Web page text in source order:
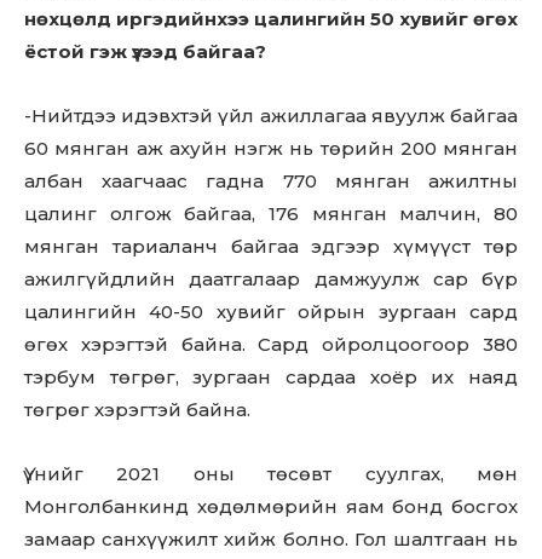
нөхцөлд иргэдийнхээ цалингийн 50 хувийг өгөх
ёстой гэж үзээд байгаа?
-Нийтдээ идэвхтэй үйл ажиллагаа явуулж байгаа
60 мянган аж ахуйн нэгж нь төрийн 200 мянган
албан хаагчаас гадна 770 мянган ажилтны
цалинг олгож байгаа, 176 мянган малчин, 80
мянган тариаланч байгаа эдгээр хүмүүст төр
ажилгүйдлийн даатгалаар дамжуулж сар бүр
цалингийн 40-50 хувийг ойрын зургаан сард
өгөх хэрэгтэй байна. Сард ойролцоогоор 380
тэрбум төгрөг, зургаан сардаа хоёр их наяд
төгрөг хэрэгтэй байна.
Үүнийг 2021 оны төсөвт суулгах, мөн
Монголбанкинд хөдөлмөрийн яам бонд босгох
замаар санхүүжилт хийж болно. Гол шалтгаан нь